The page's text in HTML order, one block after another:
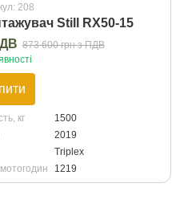
208
Still RX50-15
873 600 грн з ПДВ
кг
1500
2019
Triplex
1219